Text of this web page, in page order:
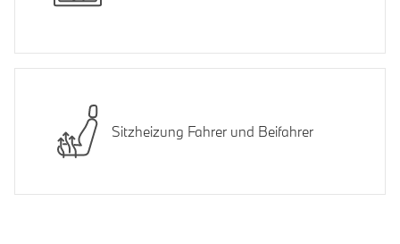
Sitzheizung Fahrer und Beifahrer